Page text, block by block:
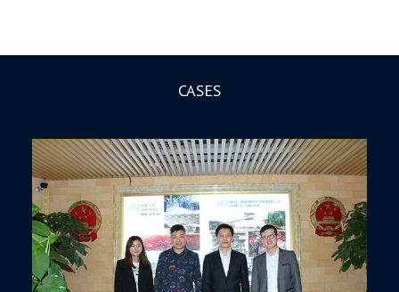
CASES